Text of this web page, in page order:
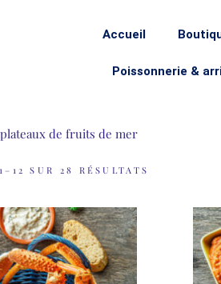
Accueil
Poissonnerie &
de fruits de mer
SUR 28 RÉSULTATS